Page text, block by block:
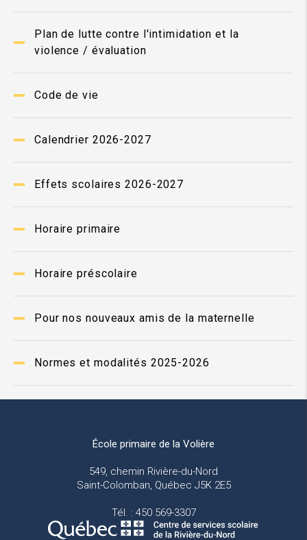
Plan de lutte contre l'intimidation et la
violence / évaluation
Code de vie
Calendrier 2026-2027
Effets scolaires 2026-2027
Horaire primaire
Horaire préscolaire
Pour nos nouveaux amis de la maternelle
Normes et modalités 2025-2026
École primaire de la Volière
549, chemin Rivière-du-Nord
Saint-Colomban, Québec J5K 2E5
Tél. : 450 569-3307